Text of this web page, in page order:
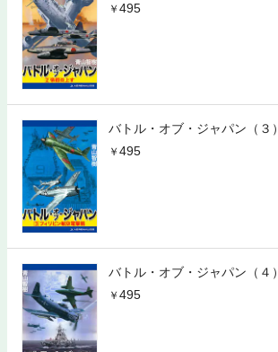
495
バトル・オブ・ジャパン（３）
495
バトル・オブ・ジャパン（４）
495